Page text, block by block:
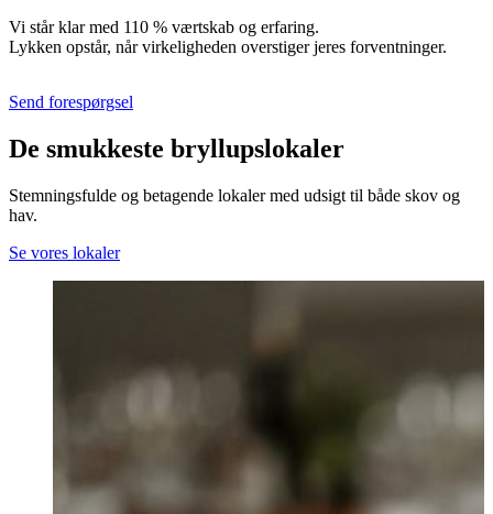
Vi står klar med 110 % værtskab og erfaring.
Lykken opstår, når virkeligheden overstiger jeres forventninger.
Send forespørgsel
De smukkeste bryllupslokaler
Stemningsfulde og betagende lokaler med udsigt til både skov og
hav.
Se vores lokaler